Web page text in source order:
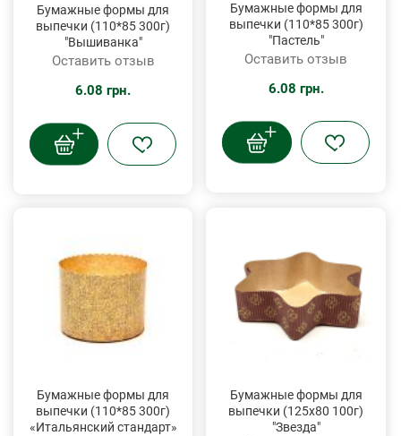
Бумажные формы для
выпечки (110*85 300г)
"Вышиванка"
Оставить отзыв
6.08 грн.
Бумажные формы для
выпечки (110*85 300г)
"Пастель"
Оставить отзыв
6.08 грн.
Бумажные формы для
выпечки (110*85 300г)
«Итальянский стандарт»
Бумажные формы для
выпечки (125х80 100г)
"Звезда"